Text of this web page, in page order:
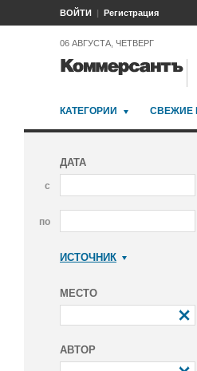
ВОЙТИ Регистрация
06 АВГУСТА, ЧЕТВЕРГ
КАТЕГОРИИ СВЕЖИЕ
ДАТА
с
по
ИСТОЧНИК
МЕСТО
АВТОР